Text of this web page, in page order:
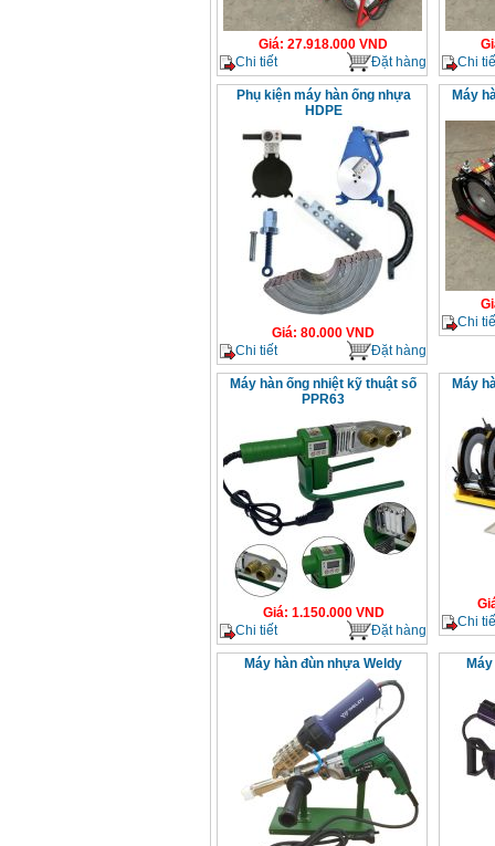
Giá: 27.918.000 VND
Chi tiết
Đặt hàng
Chi
Phụ kiện máy hàn ống nhựa
HDPE
Giá: 80.000 VND
Chi tiết
Đặt hàng
Máy
Chi
Máy hàn ống nhiệt kỹ thuật số
PPR63
Giá: 1.150.000VND
Chi tiết
Đặt hàng
Máy
Chi
Máy hàn đùn nhựa Weldy